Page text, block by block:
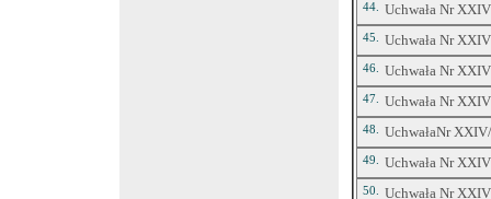
44. Uchwała Nr
45. Uchwała Nr
46. Uchwała Nr
47. Uchwała Nr
48. UchwałaNr
49. Uchwała Nr
50. Uchwała Nr